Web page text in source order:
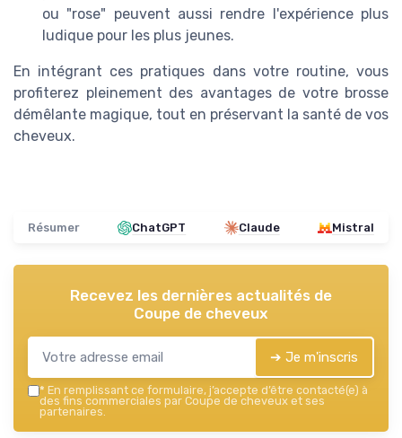
ou "rose" peuvent aussi rendre l'expérience plus
ludique pour les plus jeunes.
En intégrant ces pratiques dans votre routine, vous
profiterez pleinement des avantages de votre brosse
démêlante magique, tout en préservant la santé de vos
cheveux.
Résumer ChatGPT Claude Mistral
Recevez les dernières actualités de
Coupe de cheveux
➔ Je m'inscris
* En remplissant ce formulaire, j’accepte d’être contacté(e) à
des fins commerciales par Coupe de cheveux et ses
partenaires.